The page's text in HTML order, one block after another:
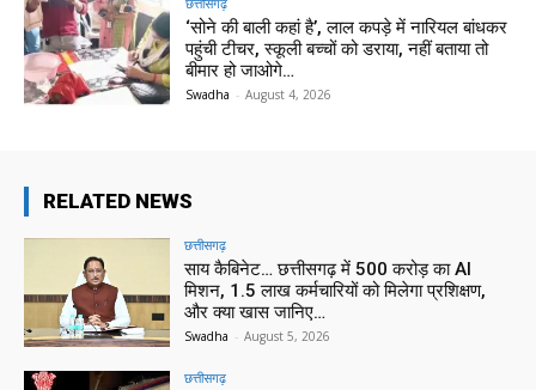
‘सोने की बाली कहां है’, लाल कपड़े में नारियल बांधकर
पहुंची टीचर, स्कूली बच्चों को डराया, नहीं बताया तो
बीमार हो जाओगे…
Swadha - August 4, 2026
RELATED NEWS
छत्तीसगढ़
साय कैबिनेट… छत्तीसगढ़ में 500 करोड़ का AI
मिशन, 1.5 लाख कर्मचारियों को मिलेगा प्रशिक्षण,
और क्या खास जानिए…
Swadha - August 5, 2026
छत्तीसगढ़